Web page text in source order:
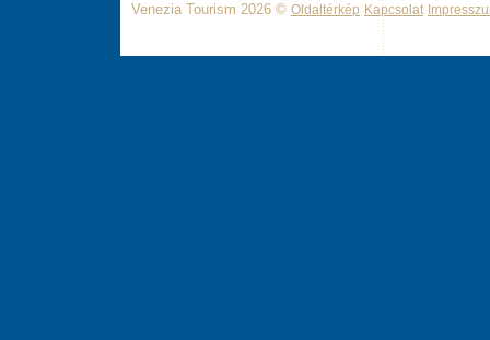
Venezia Tourism 2026 © Oldaltérkép Kapcsolat